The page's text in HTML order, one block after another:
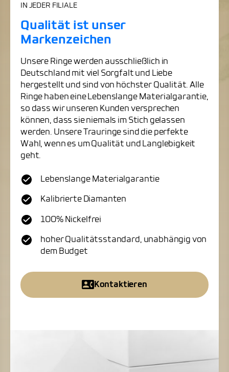
IN JEDER FILIALE
Qualität ist unser
Markenzeichen
Unsere Ringe werden ausschließlich in
Deutschland mit viel Sorgfalt und Liebe
hergestellt und sind von höchster Qualität. Alle
Ringe haben eine Lebenslange Materialgarantie,
so dass wir unseren Kunden versprechen
können, dass sie niemals im Stich gelassen
werden. Unsere Trauringe sind die perfekte
Wahl, wenn es um Qualität und Langlebigkeit
geht.
Lebenslange Materialgarantie
Kalibrierte Diamanten
100% Nickelfrei
hoher Qualitätsstandard, unabhängig von
dem Budget
Kontaktieren